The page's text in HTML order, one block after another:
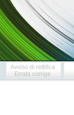
Avviso di rettifica
Errata corrige